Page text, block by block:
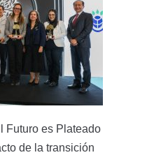
Futuro es Plateado
de la transición